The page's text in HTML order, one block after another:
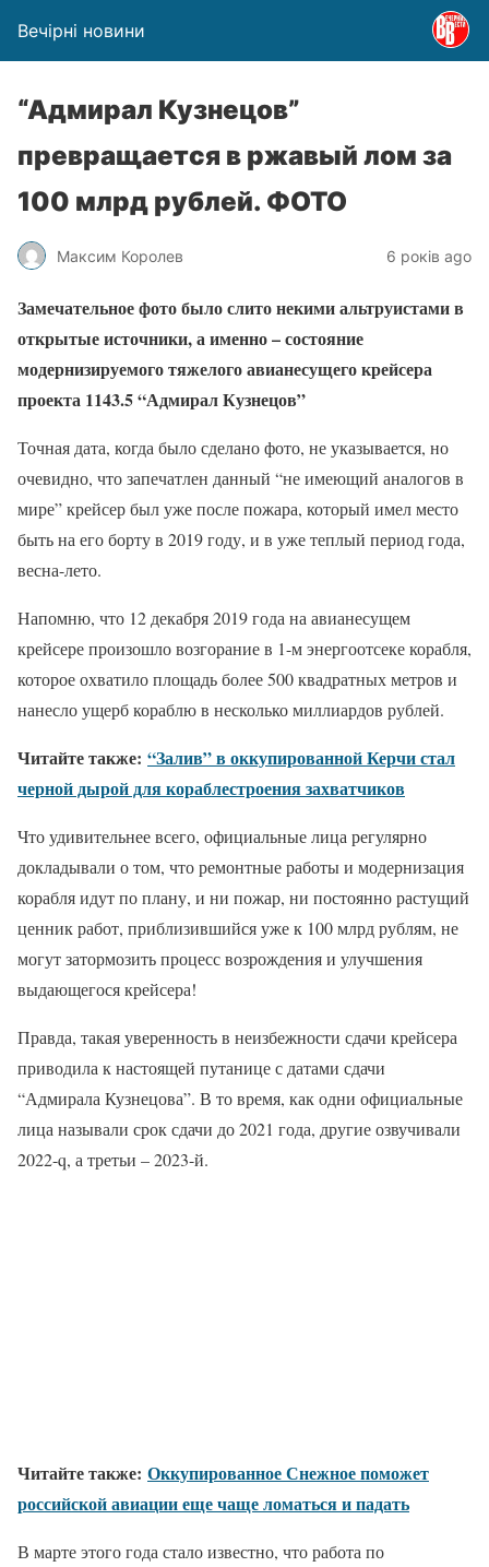
Вечірні новини
“Адмирал Кузнецов”
превращается в ржавый лом за
100 млрд рублей. ФОТО
Максим Королев 6 років ago
Замечательное фото было слито некими альтруистами в
открытые источники, а именно – состояние
модернизируемого тяжелого авианесущего крейсера
проекта 1143.5 “Адмирал Кузнецов”
Точная дата, когда было сделано фото, не указывается, но
очевидно, что запечатлен данный “не имеющий аналогов в
мире” крейсер был уже после пожара, который имел место
быть на его борту в 2019 году, и в уже теплый период года,
весна-лето.
Напомню, что 12 декабря 2019 года на авианесущем
крейсере произошло возгорание в 1-м энергоотсеке корабля,
которое охватило площадь более 500 квадратных метров и
нанесло ущерб кораблю в несколько миллиардов рублей.
Читайте также: “Залив” в оккупированной Керчи стал
черной дырой для кораблестроения захватчиков
Что удивительнее всего, официальные лица регулярно
докладывали о том, что ремонтные работы и модернизация
корабля идут по плану, и ни пожар, ни постоянно растущий
ценник работ, приблизившийся уже к 100 млрд рублям, не
могут затормозить процесс возрождения и улучшения
выдающегося крейсера!
Правда, такая уверенность в неизбежности сдачи крейсера
приводила к настоящей путанице с датами сдачи
“Адмирала Кузнецова”. В то время, как одни официальные
лица называли срок сдачи до 2021 года, другие озвучивали
2022-q, а третьи – 2023-й.
Читайте также: Оккупированное Снежное поможет
российской авиации еще чаще ломаться и падать
В марте этого года стало известно, что работа по